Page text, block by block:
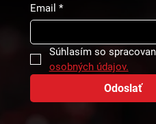
Email *
osobných údajov.
Odoslať